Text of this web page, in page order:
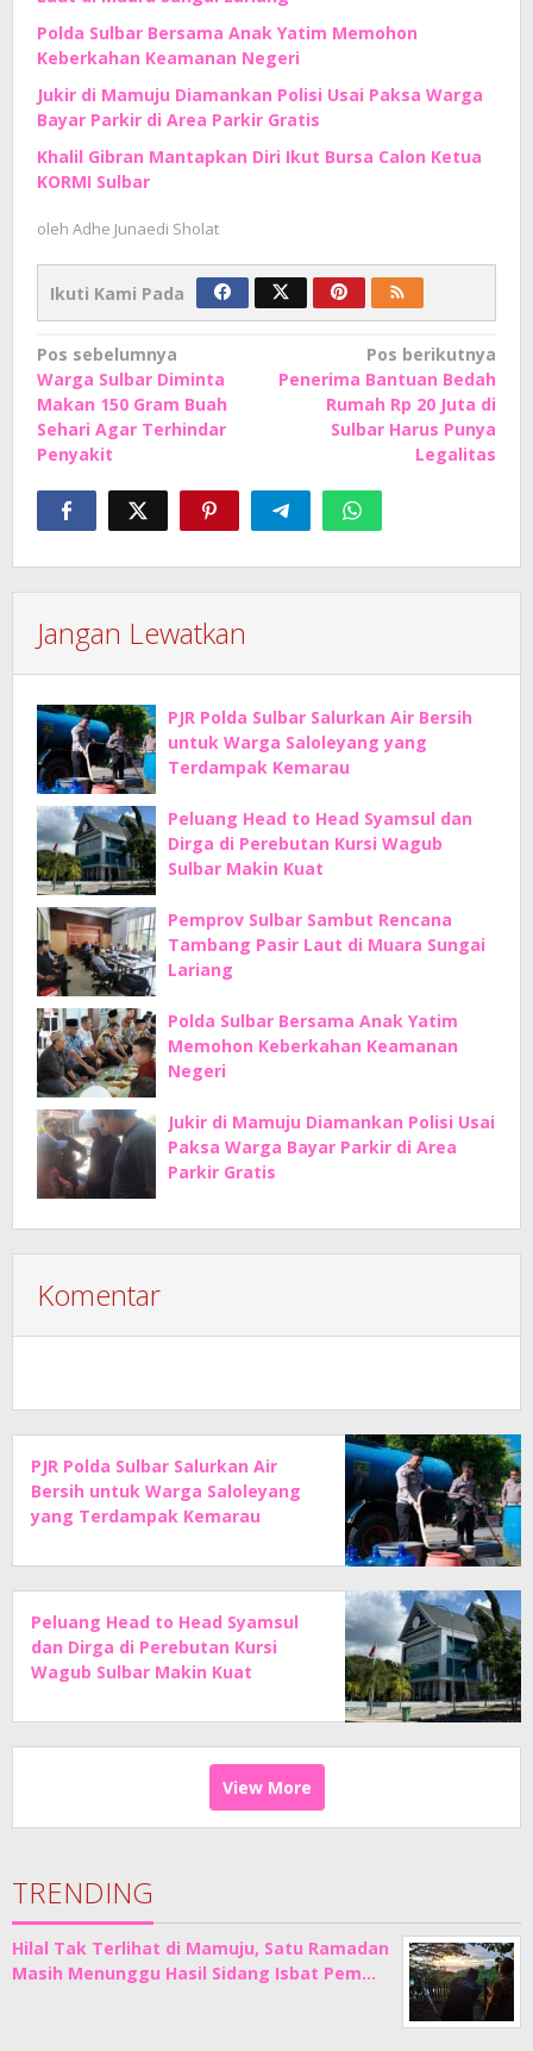
Polda Sulbar Bersama Anak Yatim Memohon
Keberkahan Keamanan Negeri
Jukir di Mamuju Diamankan Polisi Usai Paksa Warga
Bayar Parkir di Area Parkir Gratis
Khalil Gibran Mantapkan Diri Ikut Bursa Calon Ketua
KORMI Sulbar
oleh Adhe Junaedi Sholat
Ikuti Kami Pada
Navigasi
pos
Pos sebelumnya
Warga Sulbar Diminta
Makan 150 Gram Buah
Sehari Agar Terhindar
Penyakit
Pos berikutnya
Penerima Bantuan Bedah
Rumah Rp 20 Juta di
Sulbar Harus Punya
Legalitas
Jangan Lewatkan
PJR Polda Sulbar Salurkan Air Bersih
untuk Warga Saloleyang yang
Terdampak Kemarau
Peluang Head to Head Syamsul dan
Dirga di Perebutan Kursi Wagub
Sulbar Makin Kuat
Pemprov Sulbar Sambut Rencana
Tambang Pasir Laut di Muara Sungai
Lariang
Polda Sulbar Bersama Anak Yatim
Memohon Keberkahan Keamanan
Negeri
Jukir di Mamuju Diamankan Polisi Usai
Paksa Warga Bayar Parkir di Area
Parkir Gratis
Komentar
PJR Polda Sulbar Salurkan Air
Bersih untuk Warga Saloleyang
yang Terdampak Kemarau
Peluang Head to Head Syamsul
dan Dirga di Perebutan Kursi
Wagub Sulbar Makin Kuat
View More
TRENDING
Hilal Tak Terlihat di Mamuju, Satu Ramadan
Masih Menunggu Hasil Sidang Isbat Pem…